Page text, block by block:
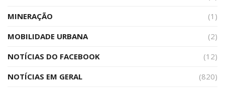
MINERAÇÃO
(1)
MOBILIDADE URBANA
(2)
NOTÍCIAS DO FACEBOOK
(12)
NOTÍCIAS EM GERAL
(820)